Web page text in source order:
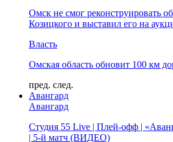
Омск не смог реконструировать
Козицкого и выставил его на
Власть
Омская область обновит 100 км
пред. след.
Авангард
Авангард
Студия 55 Live | Плей-офф |
| 5-й матч (ВИДЕО)